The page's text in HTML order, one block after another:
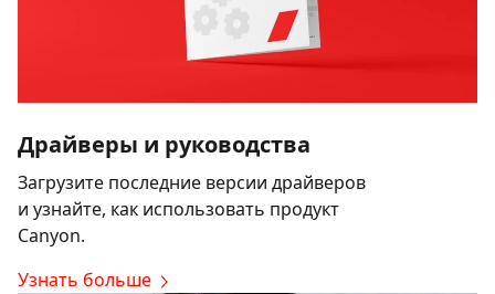
Драйверы и руководства
Загрузите последние версии драйверов
и узнайте, как использовать продукт
Canyon.
Узнать больше